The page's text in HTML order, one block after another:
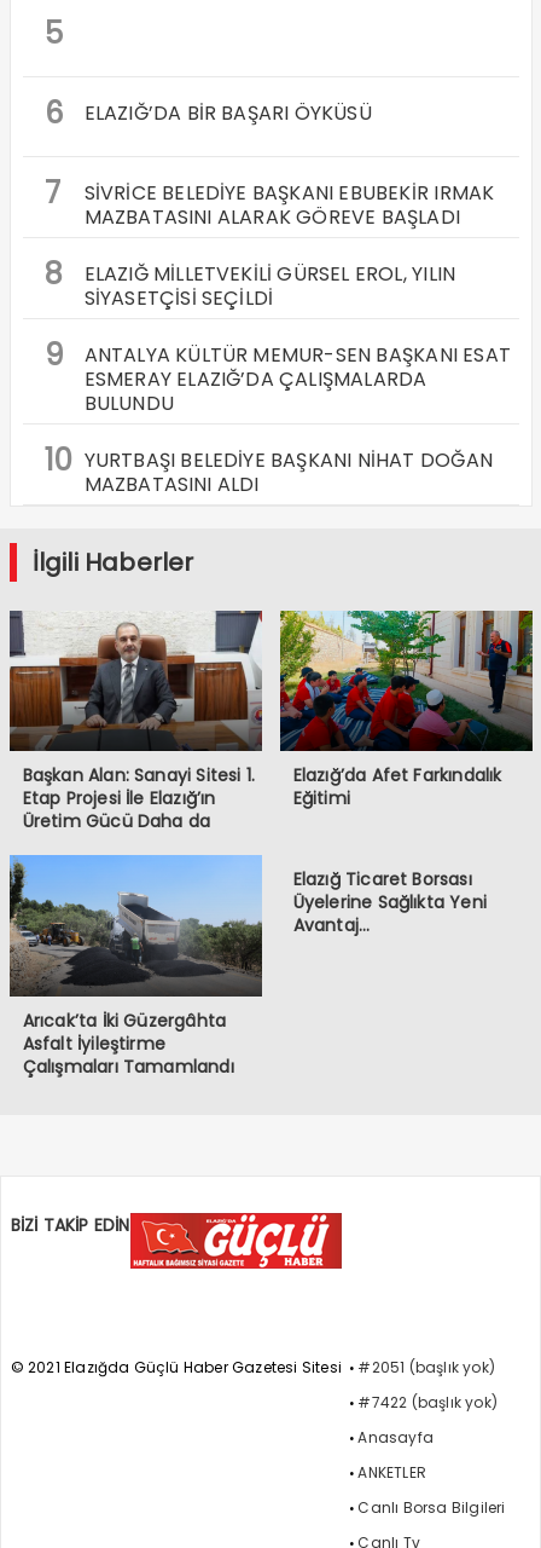
5
6
ELAZIĞ’DA BİR BAŞARI ÖYKÜSÜ
7
SİVRİCE BELEDİYE BAŞKANI EBUBEKİR IRMAK
MAZBATASINI ALARAK GÖREVE BAŞLADI
8
ELAZIĞ MİLLETVEKİLİ GÜRSEL EROL, YILIN
SİYASETÇİSİ SEÇİLDİ
9
ANTALYA KÜLTÜR MEMUR-SEN BAŞKANI ESAT
ESMERAY ELAZIĞ’DA ÇALIŞMALARDA
BULUNDU
10 YURTBAŞI BELEDİYE BAŞKANI NİHAT DOĞAN
MAZBATASINI ALDI
İlgili Haberler
Başkan Alan: Sanayi Sitesi 1.
Etap Projesi İle Elazığ’ın
Üretim Gücü Daha da
Elazığ’da Afet Farkındalık
Eğitimi
Arıcak’ta İki Güzergâhta
Asfalt İyileştirme
Çalışmaları Tamamlandı
Elazığ Ticaret Borsası
Üyelerine Sağlıkta Yeni
Avantaj…
BİZİ TAKİP EDİN
© 2021 Elazığda Güçlü Haber Gazetesi Sitesi
#2051 (başlık yok)
#7422 (başlık yok)
Anasayfa
ANKETLER
Canlı Borsa Bilgileri
Canlı Tv